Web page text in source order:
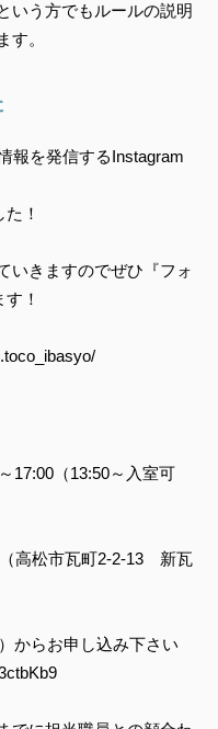
いう方でもルールの説明
す。
報を発信するInstagram
！
いきますのでぜひ『フォ
！
17:00（13:50～入室可
高松市瓦町2-2-13 新瓦
からお申し込み下さい